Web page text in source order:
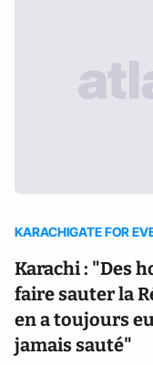
KARACHIGATE FOR
Karachi : "Des
faire sauter la
en a toujours
jamais sauté"